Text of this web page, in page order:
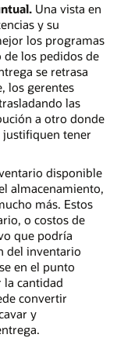
Una vista en
y su
los programas
los pedidos de
se retrasa
los gerentes
las
a otro donde
justifiquen tener
disponible
almacenamiento,
más. Estos
o costos de
que podría
del inventario
en el punto
cantidad
convertir
y